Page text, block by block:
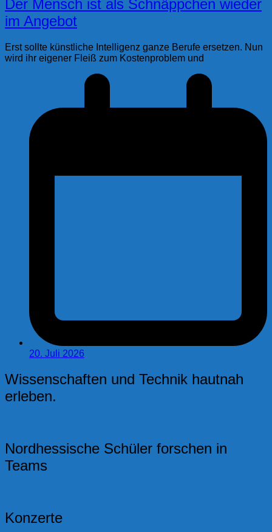
Der Mensch ist als Schnäppchen wieder
im Angebot
Erst sollte künstliche Intelligenz ganze Berufe ersetzen. Nun
wird ihr eigener Fleiß zum Kostenproblem und
20. Juli 2026
Wissenschaften und Technik hautnah
erleben.
Nordhessische Schüler forschen in
Teams
Konzerte